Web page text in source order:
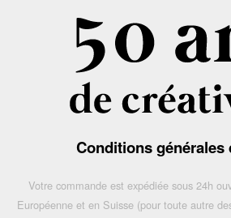
Conditions générales
Votre commande est expédiée sous 24h
Européenne et en Suisse (pour toute autre